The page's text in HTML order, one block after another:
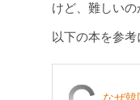
けど、難しい
以下の本を参考